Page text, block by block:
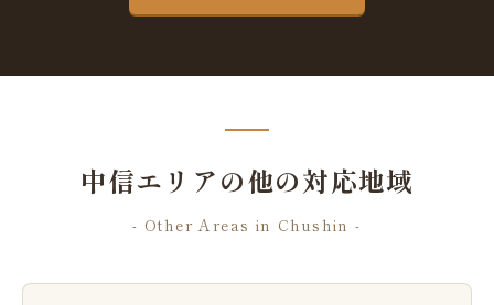
中信エリアの他の対応地域
- Other Areas in Chushin -